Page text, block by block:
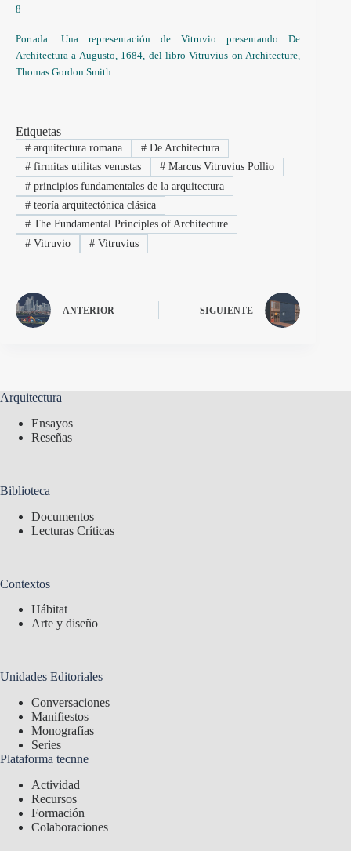
8
Portada: Una representación de Vitruvio presentando De
Architectura a Augusto, 1684, del libro Vitruvius on Architecture,
Thomas Gordon Smith
Etiquetas
#arquitectura romana #De Architectura
#firmitas utilitas venustas #Marcus Vitruvius Pollio
#principios fundamentales de la arquitectura
#teoría arquitectónica clásica
#The Fundamental Principles of Architecture
#Vitruvio #Vitruvius
ANTERIOR SIGUIENTE
Arquitectura
Ensayos
Reseñas
Biblioteca
Documentos
Lecturas Críticas
Contextos
Hábitat
Arte y diseño
Unidades Editoriales
Conversaciones
Manifiestos
Monografías
Series
Plataforma tecnne
Actividad
Recursos
Formación
Colaboraciones